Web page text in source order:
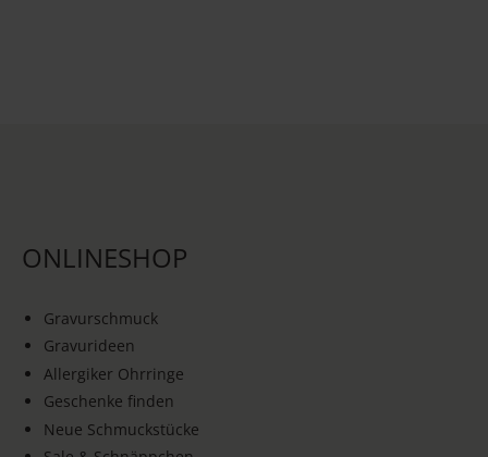
ONLINESHOP
Gravurschmuck
Gravurideen
Allergiker Ohrringe
Geschenke finden
Neue Schmuckstücke